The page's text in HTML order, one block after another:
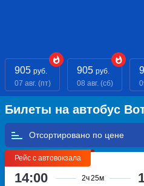
905 руб.
07 авг. (пт)
905 руб.
08 авг. (сб)
Билеты на автобус
Отсортировано по
Рейс с автовокзала
14:00 2ч25м